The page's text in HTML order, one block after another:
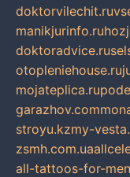
doktorvilechit.ru
manikjurinfo.ru
doktoradvice.ru
otopleniehouse.ru
mojateplica.ru
garazhov.com
stroyu.kzmy-
zsmh.com.ua
all-tattoos-for-